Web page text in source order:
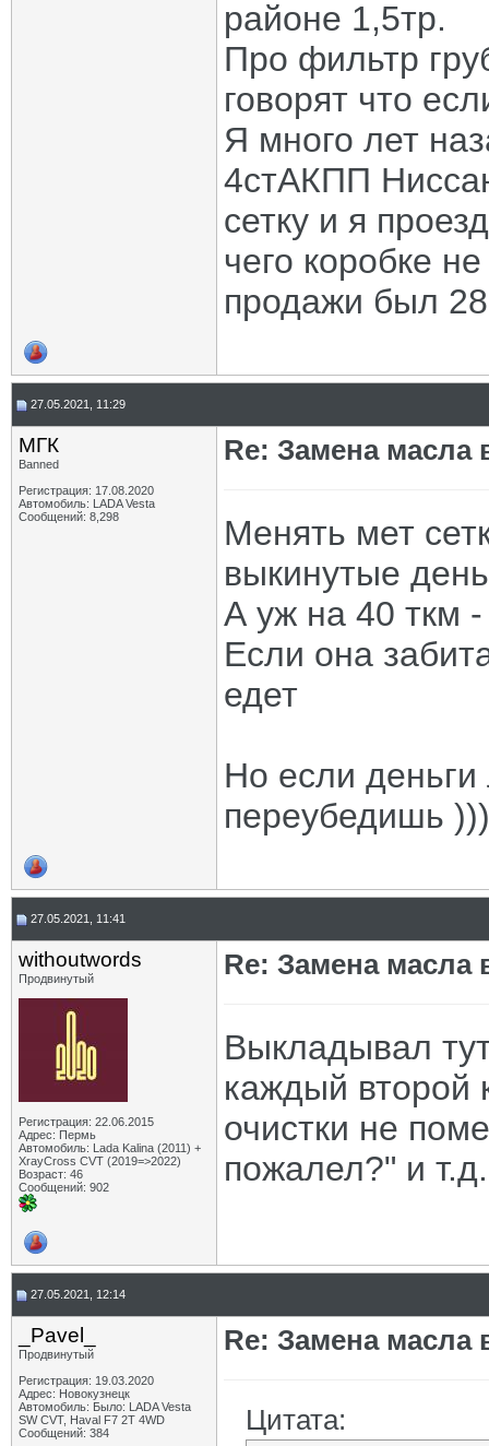
районе 1,5тр.
Про фильтр
говорят что
Я много лет
4стАКПП
сетку и я
чего коробке
продажи был
27.05.2021, 11:29
МГК
Banned
Регистрация: 17.08.2020
Автомобиль: LADA Vesta
Сообщений: 8,298
Re: Замена масла
Менять мет
выкинутые
А уж на 40 ткм
Если она
едет
Но если деньги
переубедишь )))
27.05.2021, 11:41
withoutwords
Продвинутый
Регистрация: 22.06.2015
Адрес: Пермь
Автомобиль: Lada Kalina (2011) +
XrayCross CVT (2019=>2022)
Возраст: 46
Сообщений: 902
Re: Замена масла
Выкладывал
каждый второй
очистки не
пожалел?" и т.д.
27.05.2021, 12:14
_Pavel_
Продвинутый
Регистрация: 19.03.2020
Адрес: Новокузнецк
Автомобиль: Было: LADA Vesta
SW CVT, Haval F7 2T 4WD
Сообщений: 384
Re: Замена масла
Цитата: